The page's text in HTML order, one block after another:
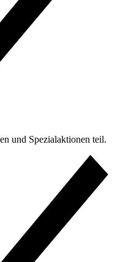
und Spezialaktionen teil.